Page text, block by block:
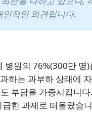
적인 의견입니다.
병원의 76%(300만
하는 과부하 상태에
부담을 가중시킵니
한 과제로 떠올랐습